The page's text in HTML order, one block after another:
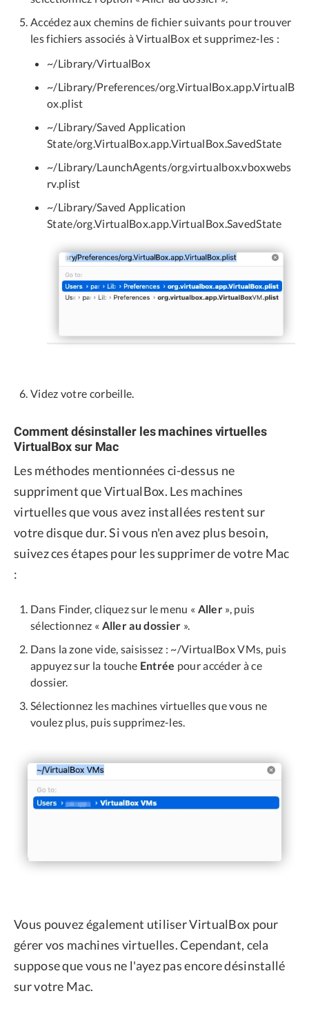
Accédez aux chemins de fichier suivants pour trouver
les fichiers associés à VirtualBox et supprimez-les :
~/Library/VirtualBox
~/Library/Preferences/org.VirtualBox.app.VirtualB
ox.plist
~/Library/Saved Application
State/org.VirtualBox.app.VirtualBox.SavedState
~/Library/LaunchAgents/org.virtualbox.vboxwebs
rv.plist
~/Library/Saved Application
State/org.VirtualBox.app.VirtualBox.SavedState
Videz votre corbeille.
Comment désinstaller les machines virtuelles
VirtualBox sur Mac
Les méthodes mentionnées ci-dessus ne
suppriment que VirtualBox. Les machines
virtuelles que vous avez installées restent sur
votre disque dur. Si vous n'en avez plus besoin,
suivez ces étapes pour les supprimer de votre Mac
:
Dans Finder, cliquez sur le menu « Aller », puis
sélectionnez « Aller au dossier ».
Dans la zone vide, saisissez : ~/VirtualBox VMs, puis
appuyez sur la touche Entrée pour accéder à ce
dossier.
Sélectionnez les machines virtuelles que vous ne
voulez plus, puis supprimez-les.
Vous pouvez également utiliser VirtualBox pour
gérer vos machines virtuelles. Cependant, cela
suppose que vous ne l'ayez pas encore désinstallé
sur votre Mac.